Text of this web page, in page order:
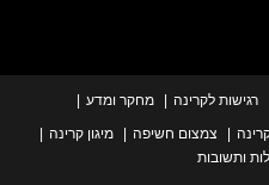
מחקר ומדע
חשיפה
מיגון קרינה